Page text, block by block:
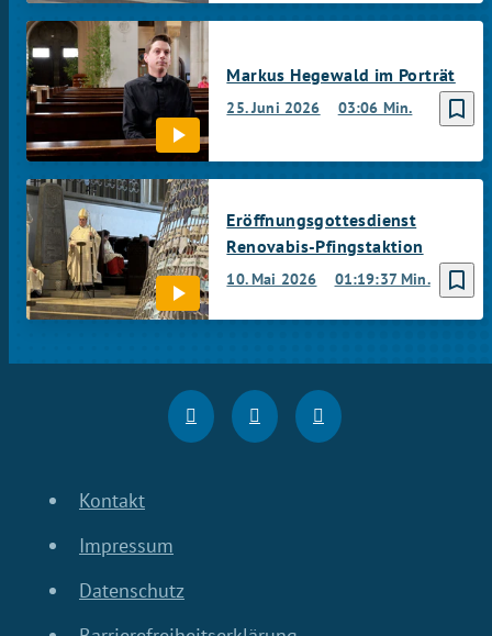
bookmark_border
25. Juni 2026 03:06 Min.
Markus Hegewald im Porträt
bookmark_border
10. Mai 2026 01:19:37 Min.
Eröffnungsgottesdienst
Renovabis-Pfingstaktion
Kontakt
Impressum
Datenschutz